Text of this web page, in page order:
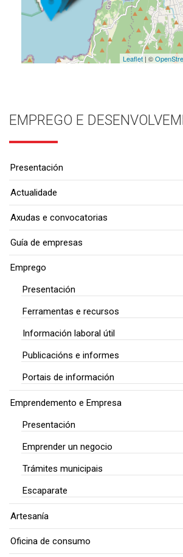
Leaflet| ©
EMPREGO E
Presentación
Actualidade
Axudas e convocatorias
Guía de empresas
Emprego
Presentación
Ferramentas e recursos
Información laboral útil
Publicacións e informes
Portais de información
Emprendemento e Empresa
Presentación
Emprender un negocio
Trámites municipais
Escaparate
Artesanía
Oficina de consumo